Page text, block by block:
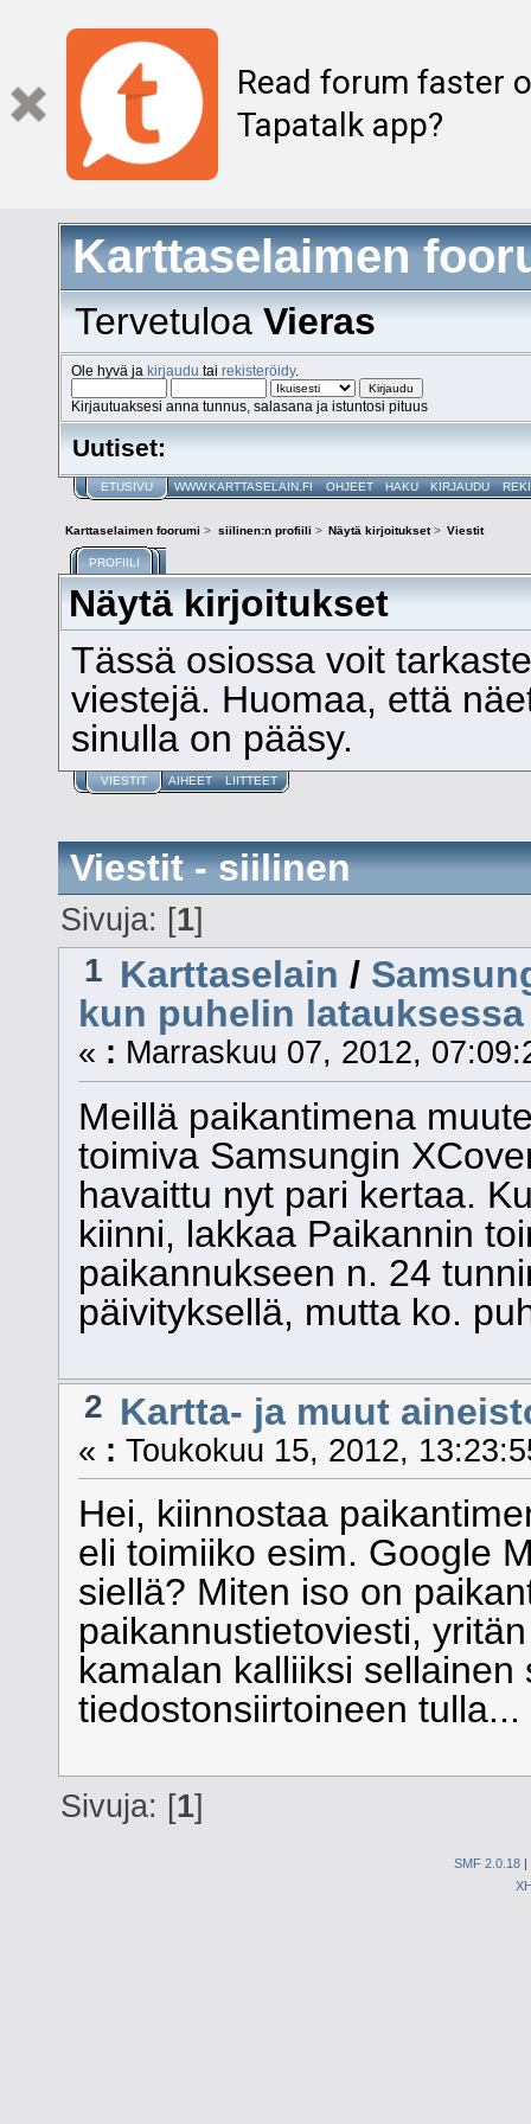
Read forum faster
Tapatalk app?
Karttaselaimen
TervetuloaVieras
Ole hyvä jakirjaudu tairekisteröidy.
Kirjautuaksesi anna tunnus, salasana ja istuntosi pituus
Uutiset:
ETUSIVU WWW.KARTTASELAIN.FI OHJEET HAKU KIRJAUDU
Karttaselaimen foorumi > siilinen:n profiili > Näytä kirjoitukset> Viestit
PROFIILI
Näytä kirjoitukset
Tässä osiossa voit
viestejä. Huomaa, että
sinulla on pääsy.
VIESTIT AIHEET LIITTEET
Viestit - siilinen
Sivuja: [1]
1 Karttaselain /
kun puhelin latauksessa
« : Marraskuu 07, 2012,
Meillä paikantimena
toimiva Samsungin
havaittu nyt pari kertaa.
kiinni, lakkaa Paikannin
paikannukseen n. 24
päivityksellä, mutta ko.
2 Kartta- ja muut
« : Toukokuu 15, 2012,
Hei, kiinnostaa
eli toimiiko esim. Google
siellä? Miten iso on
paikannustietoviesti,
kamalan kalliiksi
tiedostonsiirtoineen
Sivuja: [1]
SMF 2.0.18 |